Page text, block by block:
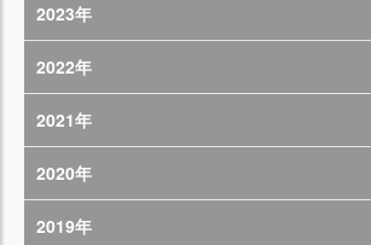
2023年
2022年
2021年
2020年
2019年